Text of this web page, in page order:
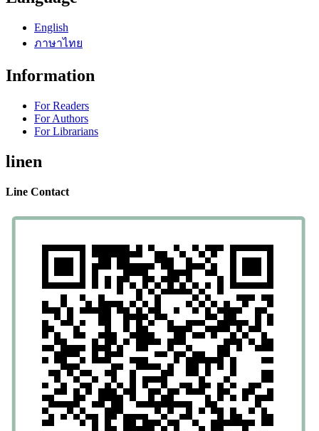
English
ภาษาไทย
Information
For Readers
For Authors
For Librarians
linen
Line Contact